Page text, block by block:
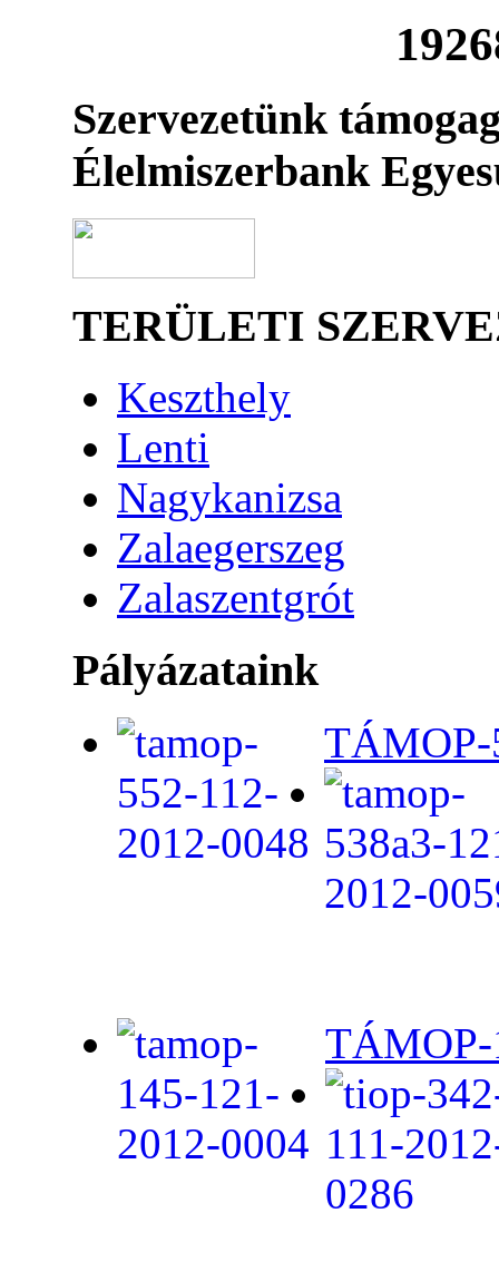
Szervezetünk
Élelmiszerbank
TERÜLETI
Keszthely
Lenti
Nagykanizsa
Zalaegerszeg
Zalaszentgrót
Pályázataink
TÁMOP-
TÁMOP-